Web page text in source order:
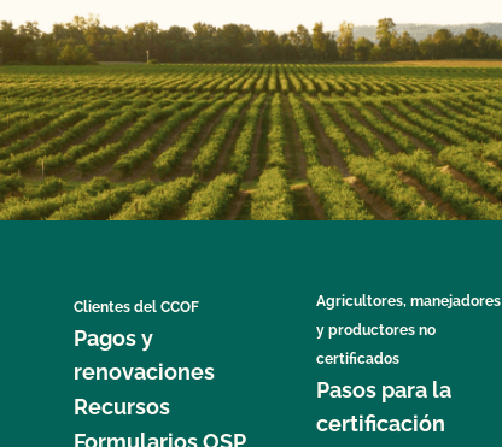
Clientes del CCOF
Pagos y
renovaciones
Recursos
Formularios OSP
Agricultores, manejadores
y productores no
certificados
Pasos para la
certificación